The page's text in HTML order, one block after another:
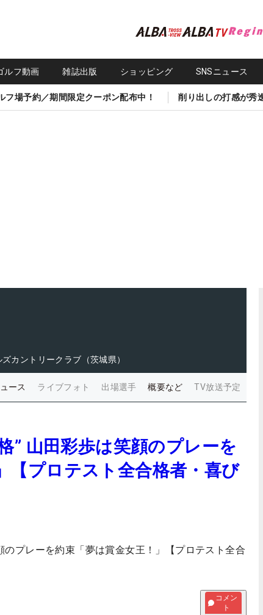
ルフ動画 雑誌出版 ショッピング SNSニュース
フ場予約／期間限定クーポン配布中！ 削り出しの打感が秀
カントリークラブ（茨城県）
ース ライブフォト 出場選手 概要など TV放送予定
” 山田彩歩は笑顔のプレーを
【プロテスト全合格者・喜び
のプレーを約束「夢は賞金女王！」【プロテスト全合
コメン
ト